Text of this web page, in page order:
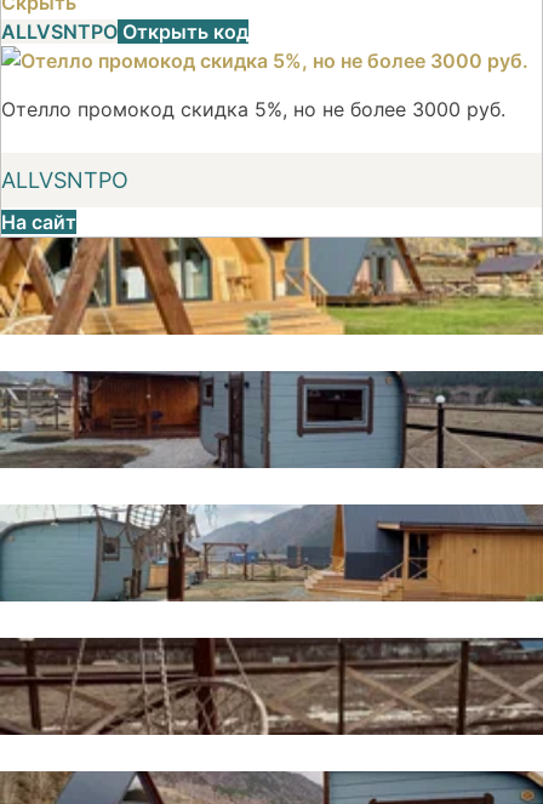
ALLVSNTPO Открыть код
Отелло промокод скидка 5%, но не более 3000 руб.
ALLVSNTPO
На сайт